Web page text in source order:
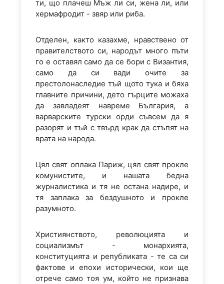
ти, що плачеш Мъж ли си, жена ли, или
хермафродит - звяр или риба.
Отделен, както казахме, нравствено от
правителството си, народът много пъти
го е оставял само да се бори с Византия,
само да си вади очите за
престолонаследие тъй щото тука и бяха
главните причини, дето гърците можаха
да завладеят навреме България, а
варварските турски орди съвсем да я
разорят и тъй с твърд крак да стъпят на
врата на народа.
Цял свят оплака Париж, цял свят прокле
комунистите, и нашата бедна
журналистика и тя не остана надире, и
тя заплака за бездушното и прокле
разумното.
Християнството, революцията и
социализмът - монархията,
конституцията и републиката - те са си
фактове и епохи исторически, кои ще
отрече само тоя ум, който не признава